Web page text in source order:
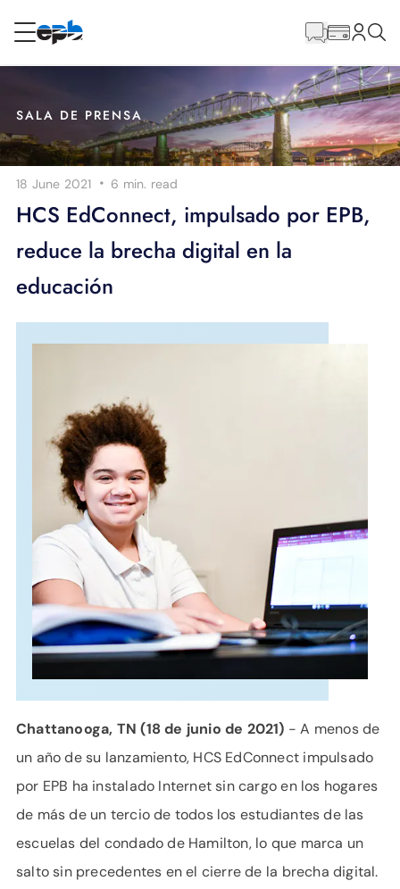
Internet
Energía
Televisión
IDIOMA
principal
SALA DE PRENSA
18 June 2021 · 6 min. read
HCS EdConnect, impulsado por EPB,
reduce la brecha digital en la
educación
Chattanooga, TN (18 de junio de 2021) - A menos de
un año de su lanzamiento, HCS EdConnect impulsado
por EPB ha instalado Internet sin cargo en los hogares
de más de un tercio de todos los estudiantes de las
escuelas del condado de Hamilton, lo que marca un
salto sin precedentes en el cierre de la brecha digital.